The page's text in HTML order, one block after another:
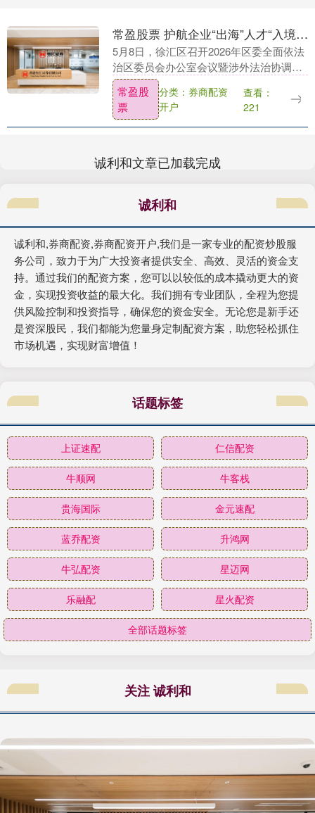
常盈股票 护航企业“出海”人才“入境”，上海一区出台涉外法治“十项行动”
5月8日，徐汇区召开2026年区委全面依法
治区委员会办公室会议暨涉外法治协调小
组工作会议。会上发布了2026年涉外法治
工作“十项行动”，从企业服务、知识产权
保护....
常盈股
票
分类：券商配资
开户
查看：
221
诚利和文章已加载完成
诚利和
诚利和,券商配资,券商配资开户,我们是一家专业的配资炒股服
务公司，致力于为广大投资者提供安全、高效、灵活的资金支
持。通过我们的配资方案，您可以以较低的成本撬动更大的资
金，实现投资收益的最大化。我们拥有专业团队，全程为您提
供风险控制和投资指导，确保您的资金安全。无论您是新手还
是资深股民，我们都能为您量身定制配资方案，助您轻松抓住
市场机遇，实现财富增值！
话题标签
上证速配 仁信配资
牛顺网 牛客栈
贵海国际 金元速配
蓝乔配资 升鸿网
牛弘配资 星迈网
乐融配 星火配资
全部话题标签
关注 诚利和